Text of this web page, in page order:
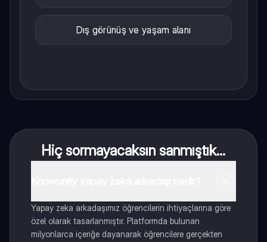
Dış görünüş ve yaşam alanı
Hiç sormayacaksın sanmıştık...
Yapay zeka arkadaşımız öğrencilerin ihtiyaçlarına göre
özel olarak tasarlanmıştır. Platformda bulunan
milyonlarca içeriğe dayanarak öğrencilere gerçekten